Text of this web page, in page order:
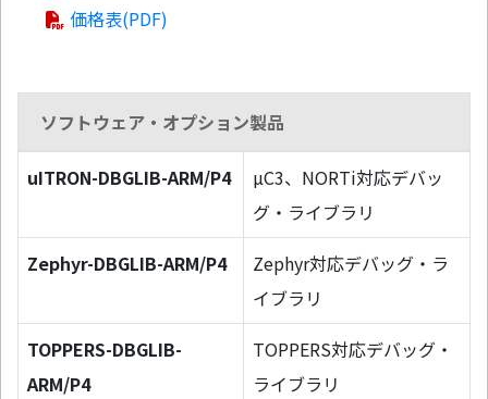
価格表(PDF)
ソフトウェア・オプション製品
uITRON-DBGLIB-ARM/P4
µC3、NORTi対応デバッ
グ・ライブラリ
Zephyr-DBGLIB-ARM/P4
Zephyr対応デバッグ・ラ
イブラリ
TOPPERS-DBGLIB-
ARM/P4
TOPPERS対応デバッグ・
ライブラリ